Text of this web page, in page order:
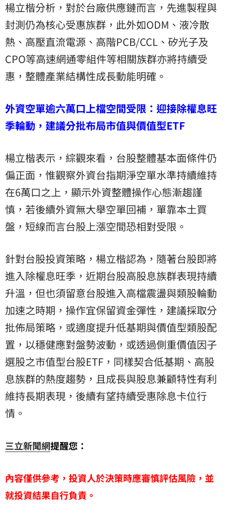
楊立楷分析，對於台廠供應鏈而言，先進製程與
封測仍為核心受惠族群，此外如ODM、液冷散
熱、高壓直流電源、高階PCB/CCL、矽光子及
CPO等高速網通零組件等相關族群亦將持續受
惠，整體產業結構性成長動能明確。
外資空單逾六萬口上檔空間受限：迎接除權息旺
季輪動，建議分批布局市值與價值型ETF
楊立楷表示，綜觀來看，台股整體基本面條件仍
偏正面，惟觀察外資台指期淨空單水準持續維持
在6萬口之上，顯示外資整體操作心態漸趨謹
慎，若後續外資無大舉空單回補，單靠本土買
盤，短線而言台股上漲空間恐相對受限。
針對台股投資策略，楊立楷認為，隨著台股即將
進入除權息旺季，近期台股高股息族群表現持續
升溫，但也須留意台股進入高檔震盪與類股輪動
加速之時期，操作宜保留資金彈性，建議採取分
批佈局策略，或適度提升低基期與價值型類股配
置，以穩健應對盤勢波動，或透過側重價值因子
選股之市值型台股ETF，同樣契合低基期、高股
息族群的熱度趨勢，且成長與股息兼顧特性有利
維持長期表現，後續有望持續受惠除息卡位行
情。
三立新聞網提醒您：
內容僅供參考，投資人於決策時應審慎評估風險，並
就投資結果自行負責。